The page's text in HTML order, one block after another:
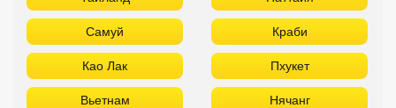
Самуй Краби
Као Лак Пхукет
Вьетнам Нячанг